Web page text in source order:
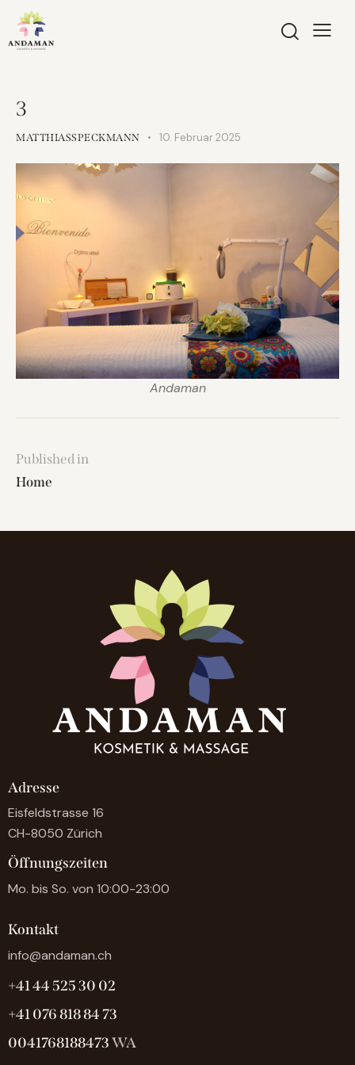
3
MATTHIASSPECKMANN 10. Februar 2025
Andaman
Published in
Home
Adresse
Eisfeldstrasse 16
CH-8050 Zürich
Öffnungszeiten
Mo. bis So. von 10:00-23:00
Kontakt
info@andaman.ch
+41 44 525 30 02
+41 076 818 84 73
0041768188473WA